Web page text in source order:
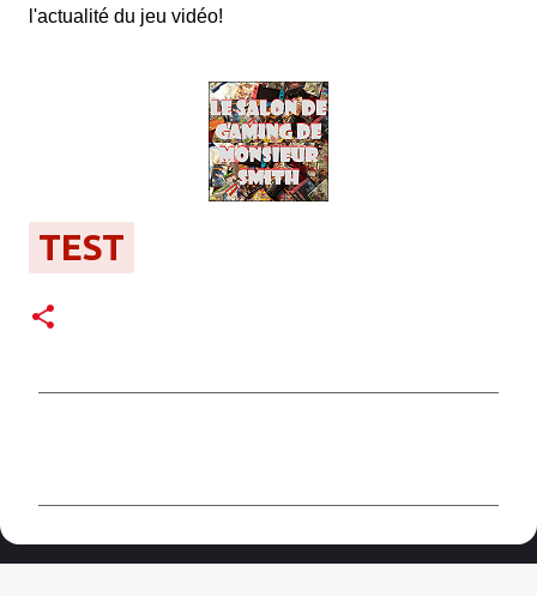
l'actualité du jeu vidéo!
TEST
e